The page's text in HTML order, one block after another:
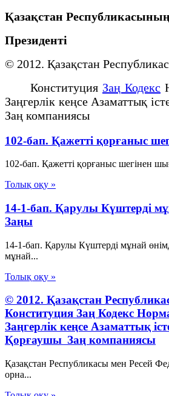
Қазақстан Республикасының
Президенті
© 2012. Қазақстан
Конституция Заң Кодекс
Заңгерлік кеңсе Азаматтық
Заң компаниясы
102-бап. Қажеттi қорғаныс
102-бап. Қажеттi қорғаныс шегiнен
Толық оқу »
14-1-бап. Қарулы Күштерді
Заңы
14-1-бап. Қарулы Күштерді мұнай
мұнай...
Толық оқу »
© 2012. Қазақстан
Конституция Заң Кодекс
Заңгерлік кеңсе Азаматтық
Қорғаушы Заң компаниясы
Қазақстан Республикасы мен Ресей
орна...